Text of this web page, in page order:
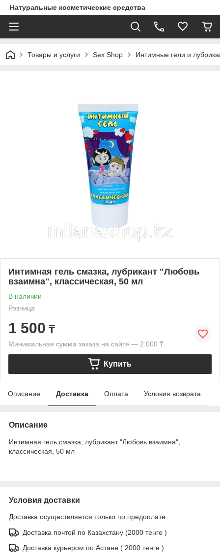
Натуральные косметические средства
Товары и услуги Sex Shop Интимные гели и
Интимная гель смазка, лубрикант "Любовь
взаимна", классическая, 50 мл
В наличии
Розница
1 500 ₸
Минимальная сумма заказа на сайте — 2 000 ₸
Купить
Описание Доставка Оплата Условия возврата
Описание
Интимная гель смазка, лубрикант "Любовь взаимна",
классическая, 50 мл
Условия доставки
Доставка осуществляется только по предоплате.
Доставка почтой по Казахстану (2000 тенге )
Доставка курьером по Астане ( 2000 тенге )